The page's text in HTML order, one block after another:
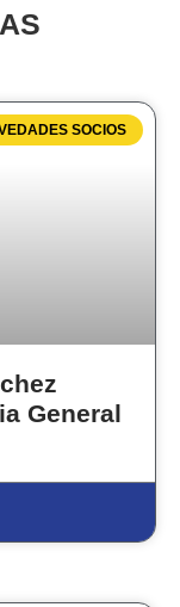
SOCIOS
General